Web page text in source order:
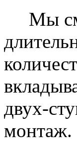
Мы
двух-
монтаж.